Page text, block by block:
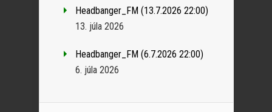
Headbanger_FM (13.7.2026 22:00)
13. júla 2026
Headbanger_FM (6.7.2026 22:00)
6. júla 2026